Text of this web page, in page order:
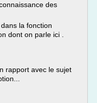
des
la fonction
dont on parle ici .
rapport avec le sujet